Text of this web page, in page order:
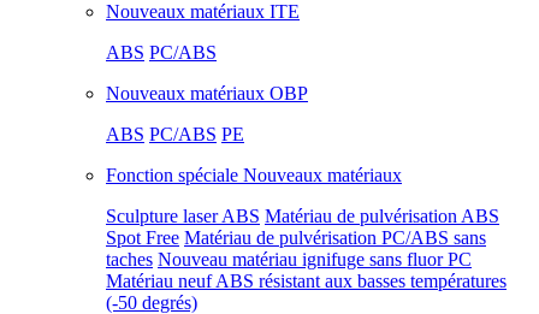
Nouveaux matériaux ITE
ABS PC/ABS
Nouveaux matériaux OBP
ABS PC/ABS PE
Fonction spéciale Nouveaux matériaux
Sculpture laser ABS Matériau de pulvérisation ABS
Spot Free Matériau de pulvérisation PC/ABS sans
taches Nouveau matériau ignifuge sans fluor PC
Matériau neuf ABS résistant aux basses températures
(-50 degrés)